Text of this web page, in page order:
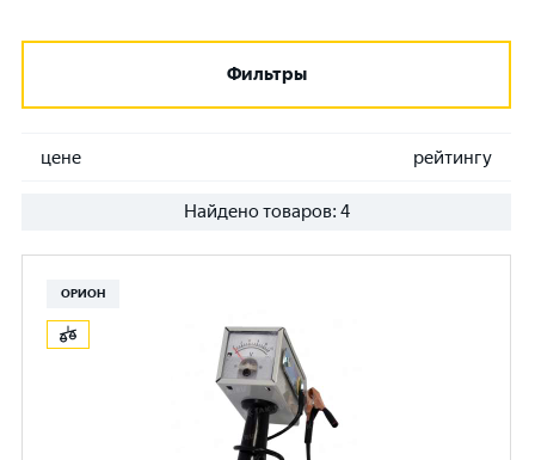
Фильтры
цене рейтингу
Найдено товаров: 4
ОРИОН